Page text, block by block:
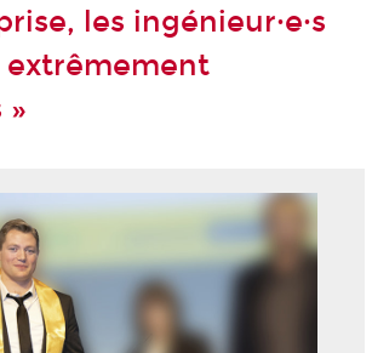
les ingénieur·e·s
extrêmement
»